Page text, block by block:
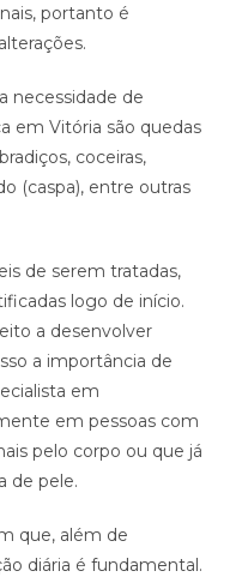
portanto é
necessidade de
em Vitória são quedas
coceiras,
(caspa), entre outras
de serem tratadas,
logo de início.
a desenvolver
a importância de
em
em pessoas com
pelo corpo ou que já
de pele.
que, além de
diária é fundamental.